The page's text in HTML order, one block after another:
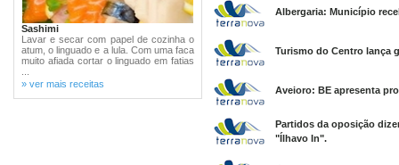
Sashimi
Lavar e secar com papel de cozinha o
atum, o linguado e a lula. Com uma faca
muito afiada cortar o linguado em fatias
» ver mais receitas
Albergaria: Município
Turismo do Centro lança
Aveioro: BE apresenta
Partidos da oposição
"Ílhavo In".